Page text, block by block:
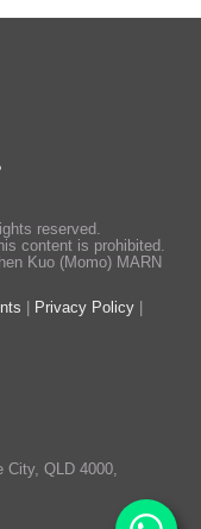
reserved.
content is prohibited.
Kuo (Momo) MARN
Privacy Policy
City, QLD 4000,